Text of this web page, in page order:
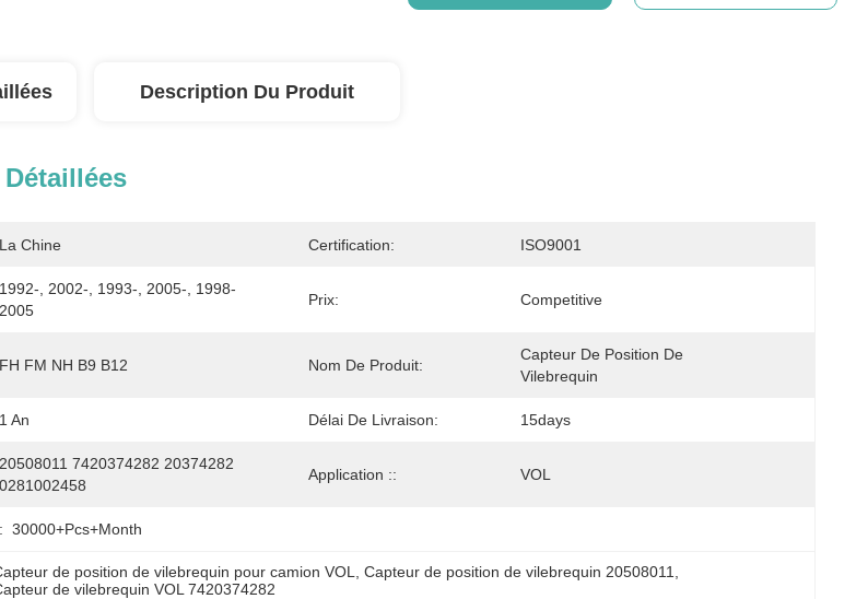
Description Du Produit
La Chine Certification: ISO9001
1992-, 2002-, 1993-, 2005-, 1998-
2005
Prix: Competitive
FH FM NH B9 B12 Nom De Produit:
Capteur De Position De
Vilebrequin
1 An Délai De Livraison: 15days
20508011 7420374282 20374282
0281002458
Application :: VOL
30000+Pcs+Month
de position de vilebrequin pour camion VOL , Capteur de position de vilebrequin 20508011
de vilebrequin VOL 7420374282